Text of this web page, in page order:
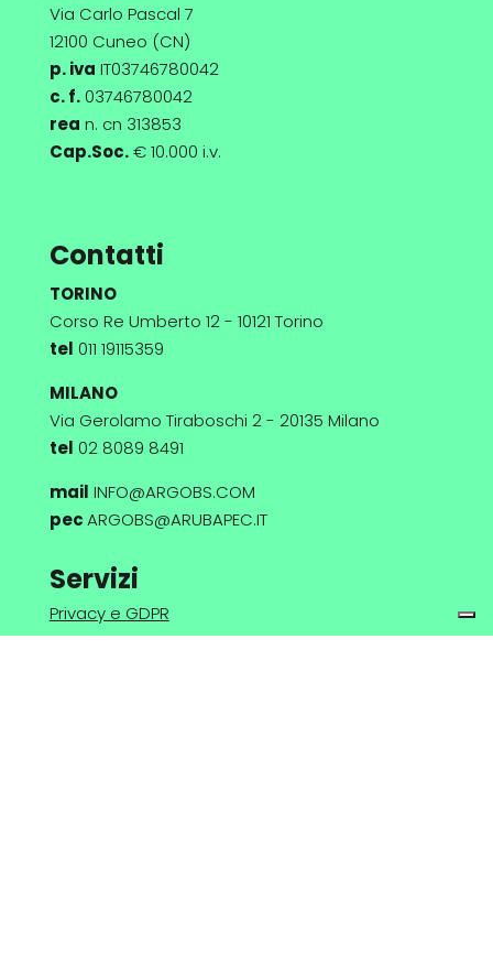
Via Carlo Pascal 7
12100 Cuneo (CN)
p. iva IT03746780042
c. f.03746780042
rea n. cn 313853
Cap.Soc.€ 10.000 i.v.
Contatti
TORINO
Corso Re Umberto 12 - 10121 Torino
tel 011 19115359
MILANO
Via Gerolamo Tiraboschi 2 - 20135 Milano
tel 02 8089 8491
mail INFO@ARGOBS.COM
pecARGOBS@ARUBAPEC.IT
Servizi
Privacy e GDPR